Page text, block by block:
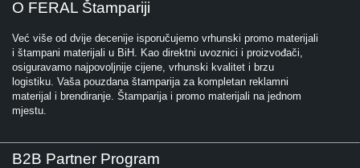
O FERAL Štampariji
Već više od dvije decenije isporučujemo vrhunski promo materijali
i štampani materijali u BiH. Kao direktni uvoznici i proizvođači,
osiguravamo najpovoljnije cijene, vrhunski kvalitet i brzu
logistiku. Vaša pouzdana štamparija za kompletan reklamni
materijal i brendiranje. Štamparija i promo materijali na jednom
mjestu.
B2B Partner Program